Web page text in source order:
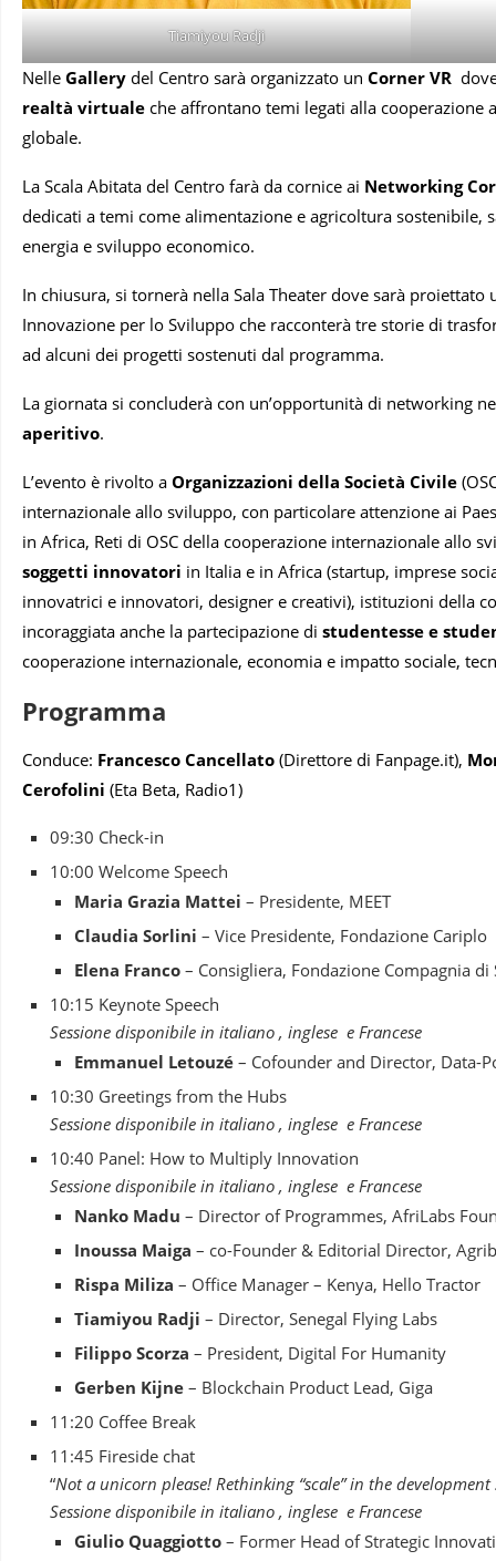
Tiamiyou Radji
Nelle Gallery del Centro sarà organizzato un Corner VR
realtà virtuale che affrontano temi legati alla cooperazione
globale.
La Scala Abitata del Centro farà da cornice ai Networking
dedicati a temi come alimentazione e agricoltura sostenibile,
energia e sviluppo economico.
In chiusura, si tornerà nella Sala Theater dove sarà proiettato
Innovazione per lo Sviluppo che racconterà tre storie di
ad alcuni dei progetti sostenuti dal programma.
La giornata si concluderà con un’opportunità di networking
aperitivo.
L’evento è rivolto a Organizzazioni della Società Civile
internazionale allo sviluppo, con particolare attenzione ai
in Africa, Reti di OSC della cooperazione internazionale allo
soggetti innovatori in Italia e in Africa (startup, imprese
innovatrici e innovatori, designer e creativi), istituzioni della
incoraggiata anche la partecipazione di studentesse e
cooperazione internazionale, economia e impatto sociale,
Programma
Conduce: Francesco Cancellato (Direttore di Fanpage.it),
Cerofolini (Eta Beta, Radio1)
09:30 Check-in
10:00 Welcome Speech
Maria Grazia Mattei – Presidente, MEET
Claudia Sorlini – Vice Presidente, Fondazione Cariplo
Elena Franco – Consigliera, Fondazione Compagnia di
10:15 Keynote Speech
Sessione disponibile in italiano , inglese e Francese
Emmanuel Letouzé – Cofounder and Director, Data-
10:30 Greetings from the Hubs
Sessione disponibile in italiano , inglese e Francese
10:40 Panel: How to Multiply Innovation
Sessione disponibile in italiano , inglese e Francese
Nanko Madu – Director of Programmes, AfriLabs
Inoussa Maiga – co-Founder & Editorial Director,
Rispa Miliza – Office Manager – Kenya, Hello Tractor
Tiamiyou Radji – Director, Senegal Flying Labs
Filippo Scorza – President, Digital For Humanity
Gerben Kijne – Blockchain Product Lead, Giga
11:20 Coffee Break
11:45 Fireside chat
“Not a unicorn please! Rethinking “scale” in the development
Sessione disponibile in italiano , inglese e Francese
Giulio Quaggiotto – Former Head of Strategic